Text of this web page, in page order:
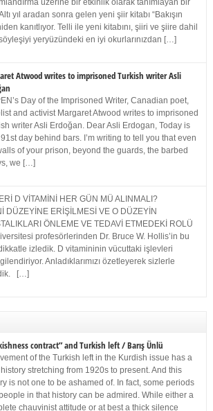
üzerine bir etkinlik olarak tanımlayan bir
yıl aradan sonra gelen yeni şiir kitabı “Bakışın
kanıtlıyor. Telli ile yeni kitabını, şiiri ve şiire dahil
yeryüzündeki en iyi okurlarınızdan […]
Atwood writes to imprisoned Turkish writer Asli
Day of the Imprisoned Writer, Canadian poet,
and activist Margaret Atwood writes to imprisoned
writer Asli Erdoğan. Dear Asli Erdogan, Today is
day behind bars. I’m writing to tell you that even
of your prison, beyond the guards, the barbed
we […]
D VİTAMİNİ HER GÜN MÜ ALINMALI?
DÜZEYİNE ERİŞİLMESİ VE O DÜZEYİN
ÖNLEME VE TEDAVİ ETMEDEKİ ROLÜ
profesörlerinden Dr. Bruce W. Hollis’in bu
izledik. D vitamininin vücuttaki işlevleri
Anladıklarımızı özetleyerek sizlerle
[…]
contract” and Turkish left / Barış Ünlü
of the Turkish left in the Kurdish issue has a
history stretching from 1920s to present. And this
is not one to be ashamed of. In fact, some periods
in that history can be admired. While either a
chauvinist attitude or at best a thick silence